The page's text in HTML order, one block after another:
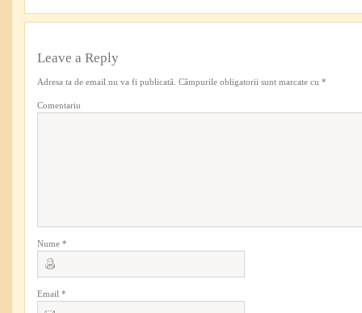
Leave a Reply
Adresa ta de email nu va fi publicată. Câmpurile obligatorii sunt marcate cu *
Comentariu
Nume *
Email *